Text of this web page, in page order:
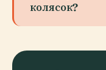
колясок?